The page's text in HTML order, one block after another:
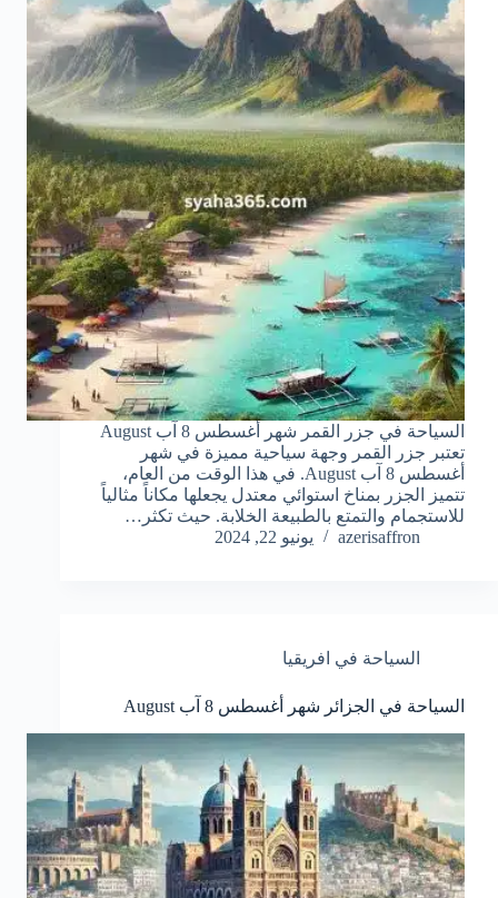
السياحة في جزر القمر شهر أغسطس 8 آب August
تعتبر جزر القمر وجهة سياحية مميزة في شهر
أغسطس 8 آب August. في هذا الوقت من العام،
تتميز الجزر بمناخ استوائي معتدل يجعلها مكاناً مثالياً
للاستجمام والتمتع بالطبيعة الخلابة. حيث تكثر…
azerisaffron
يونيو 22, 2024
السياحة في افريقيا
السياحة في الجزائر شهر أغسطس 8 آب August